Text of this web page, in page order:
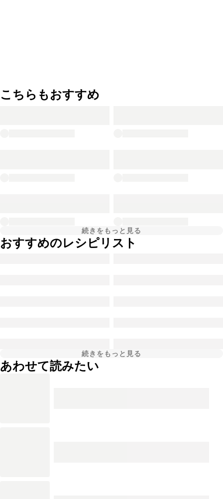
こちらもおすすめ
続きをもっと見る
おすすめのレシピリスト
続きをもっと見る
あわせて読みたい